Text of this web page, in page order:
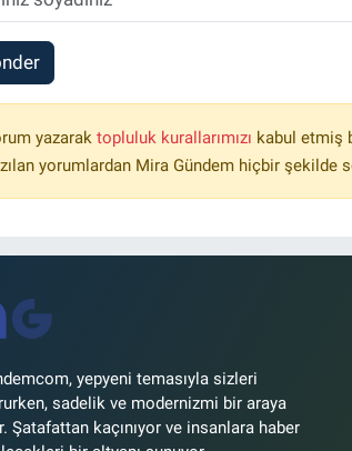
yazarak topluluk kurallarımızı kabul etmiş
yorumlardan Mira Gündem hiçbir şekilde
yepyeni temasıyla sizleri
sadelik ve modernizmi bir araya
Şatafattan kaçınıyor ve insanlara haber